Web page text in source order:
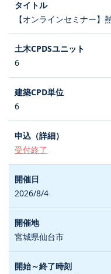
【オンラインセミナー
6
6
受付終了
2026/8/4
宮城県仙台市